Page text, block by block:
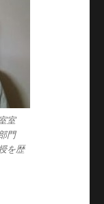
室
門
を歴